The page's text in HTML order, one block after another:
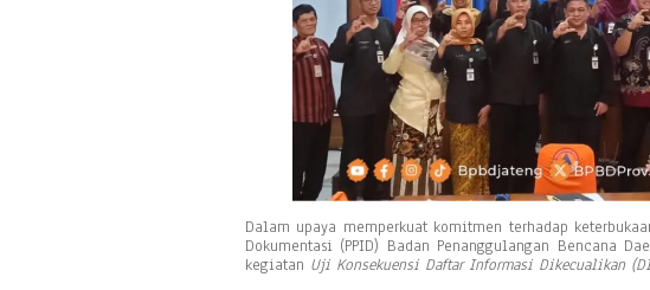
Dalam upaya memperkuat komitmen terhadap
Dokumentasi (PPID) Badan Penanggulangan Bencana
kegiatan Uji Konsekuensi Daftar Informasi Dikecualikan